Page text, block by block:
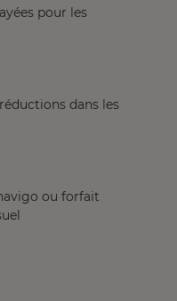
pour les
dans les
ou forfait